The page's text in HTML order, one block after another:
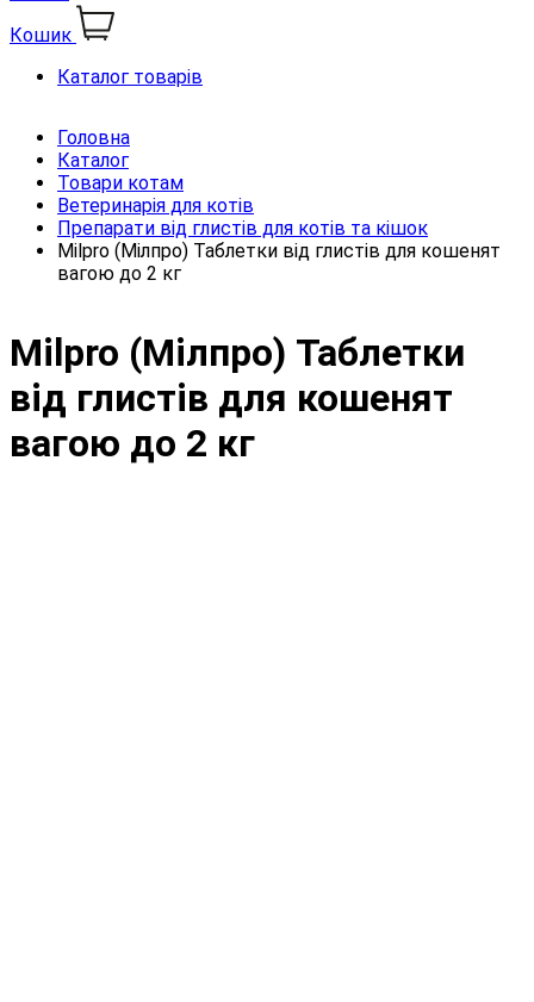
Кошик
Каталог товарів
Головна
Каталог
Товари котам
Ветеринарія для котів
Препарати від глистів для котів та кішок
Milpro (Мілпро) Таблетки від глистів для кошенят
вагою до 2 кг
Milpro (Мілпро) Таблетки
від глистів для кошенят
вагою до 2 кг